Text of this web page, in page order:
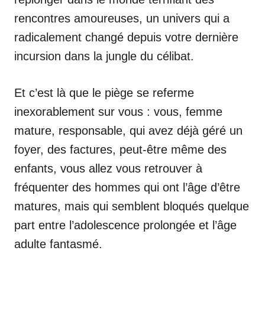
rencontres amoureuses, un univers qui a
radicalement changé depuis votre dernière
incursion dans la jungle du célibat.
Et c’est là que le piège se referme
inexorablement sur vous : vous, femme
mature, responsable, qui avez déjà géré un
foyer, des factures, peut-être même des
enfants, vous allez vous retrouver à
fréquenter des hommes qui ont l’âge d’être
matures, mais qui semblent bloqués quelque
part entre l’adolescence prolongée et l’âge
adulte fantasmé.